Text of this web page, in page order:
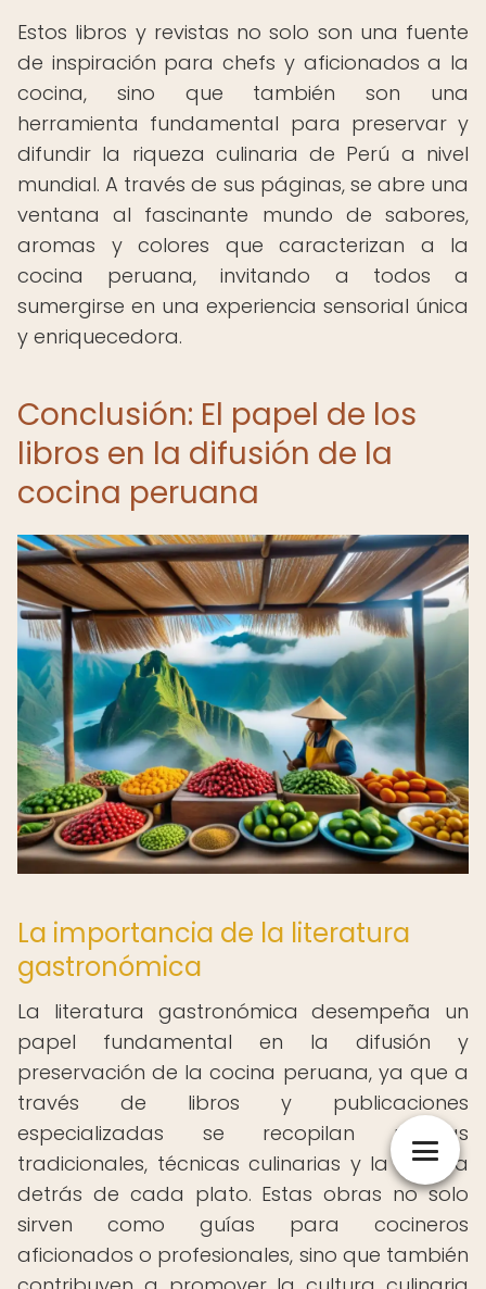
Estos libros y revistas no solo son una fuente
de inspiración para chefs y aficionados a la
cocina, sino que también son una
herramienta fundamental para preservar y
difundir la riqueza culinaria de Perú a nivel
mundial. A través de sus páginas, se abre una
ventana al fascinante mundo de sabores,
aromas y colores que caracterizan a la
cocina peruana, invitando a todos a
sumergirse en una experiencia sensorial única
y enriquecedora.
Conclusión: El papel de los
libros en la difusión de la
cocina peruana
La importancia de la literatura
gastronómica
La literatura gastronómica desempeña un
papel fundamental en la difusión y
preservación de la cocina peruana, ya que a
través de libros y publicaciones
especializadas se recopilan recetas
tradicionales, técnicas culinarias y la historia
detrás de cada plato. Estas obras no solo
sirven como guías para cocineros
aficionados o profesionales, sino que también